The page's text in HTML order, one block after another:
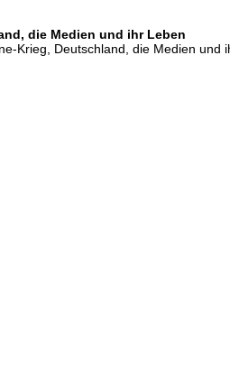
die Medien und ihr Leben
Krieg, Deutschland, die Medien und